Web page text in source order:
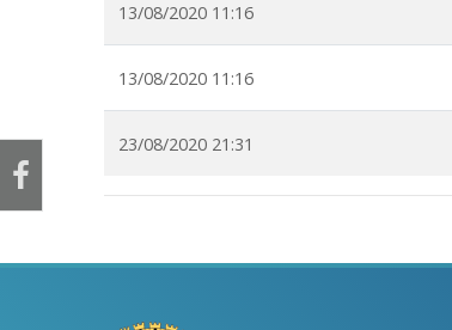
13/08/2020 11:16
13/08/2020 11:16
23/08/2020 21:31